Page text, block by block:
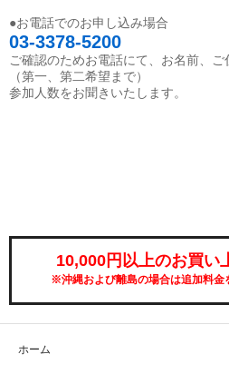
●お電話でのお申し込み場合
03-3378-5200
ご確認のためお電話にて、お名前、
（第一、第二希望まで）
参加人数をお聞きいたします。
10,000円以上のお買い
※沖縄および離島の場合は追加料金
ホーム